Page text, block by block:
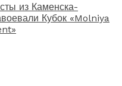
из Каменска-
Кубок «Molniya